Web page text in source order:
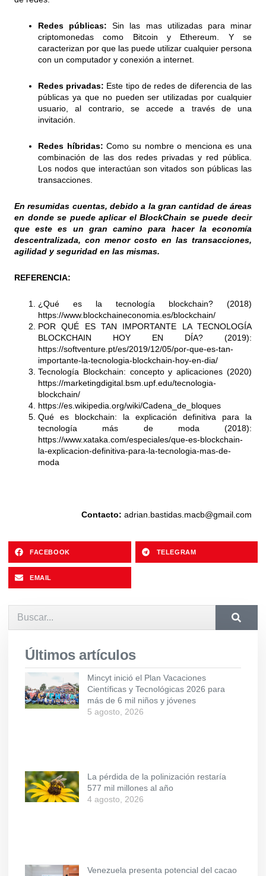
Redes públicas: Sin las mas utilizadas para minar
criptomonedas como Bitcoin y Ethereum. Y se
caracterizan por que las puede utilizar cualquier persona
con un computador y conexión a internet.
Redes privadas: Este tipo de redes de diferencia de las
públicas ya que no pueden ser utilizadas por cualquier
usuario, al contrario, se accede a través de una
invitación.
Redes híbridas: Como su nombre o menciona es una
combinación de las dos redes privadas y red pública.
Los nodos que interactúan son vitados son públicas las
transacciones.
En resumidas cuentas, debido a la gran cantidad de áreas
en donde se puede aplicar el BlockChain se puede decir
que este es un gran camino para hacer la economía
descentralizada, con menor costo en las transacciones,
agilidad y seguridad en las mismas.
REFERENCIA:
¿Qué es la tecnología blockchain? (2018)
https://www.blockchaineconomia.es/blockchain/
POR QUÉ ES TAN IMPORTANTE LA TECNOLOGÍA
BLOCKCHAIN HOY EN DÍA? (2019):
https://softventure.pt/es/2019/12/05/por-que-es-tan-
importante-la-tecnologia-blockchain-hoy-en-dia/
Tecnología Blockchain: concepto y aplicaciones (2020)
https://marketingdigital.bsm.upf.edu/tecnologia-
blockchain/
https://es.wikipedia.org/wiki/Cadena_de_bloques
Qué es blockchain: la explicación definitiva para la
tecnología más de moda (2018):
https://www.xataka.com/especiales/que-es-blockchain-
la-explicacion-definitiva-para-la-tecnologia-mas-de-
moda
Contacto: adrian.bastidas.macb@gmail.com
FACEBOOK TELEGRAM
EMAIL
Últimos artículos
Mincyt inició el Plan Vacaciones
Científicas y Tecnológicas 2026 para
más de 6 mil niños y jóvenes
5 agosto, 2026
La pérdida de la polinización restaría
577 mil millones al año
4 agosto, 2026
Venezuela presenta potencial del cacao